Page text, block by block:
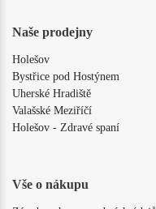
Naše prodejny
Holešov
Bystřice pod Hostýnem
Uherské Hradiště
Valašské Meziříčí
Holešov - Zdravé spaní
Vše o nákupu